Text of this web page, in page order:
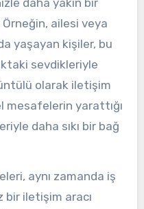
Örneğin, ailesi veya
yaşayan kişiler, bu
sevdikleriyle
olarak iletişim
mesafelerin yarattığı
daha sıkı bir bağ
aynı zamanda iş
bir iletişim aracı